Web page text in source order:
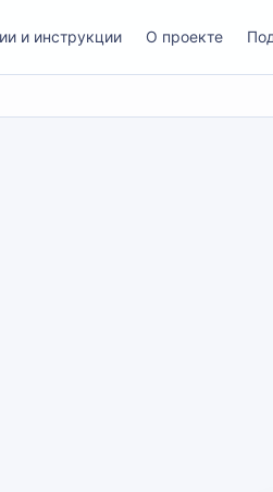
и инструкции О проекте